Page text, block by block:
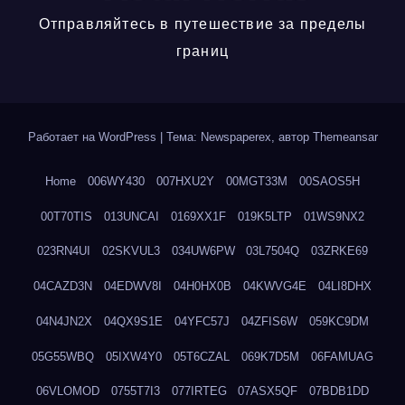
Отправляйтесь в путешествие за пределы
границ
Работает на WordPress Тема: Newspaperex, автор Themeansar
Home 006WY430 007HXU2Y 00MGT33M 00SAOS5H
00T70TIS 013UNCAI 0169XX1F 019K5LTP 01WS9NX2
023RN4UI 02SKVUL3 034UW6PW 03L7504Q 03ZRKE69
04CAZD3N 04EDWV8I 04H0HX0B 04KWVG4E 04LI8DHX
04N4JN2X 04QX9S1E 04YFC57J 04ZFIS6W 059KC9DM
05G55WBQ 05IXW4Y0 05T6CZAL 069K7D5M 06FAMUAG
06VLOMOD 0755T7I3 077IRTEG 07ASX5QF 07BDB1DD